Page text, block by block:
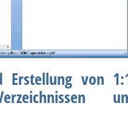
Erstellung von